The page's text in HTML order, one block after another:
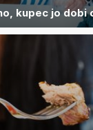
kupec jo dobi